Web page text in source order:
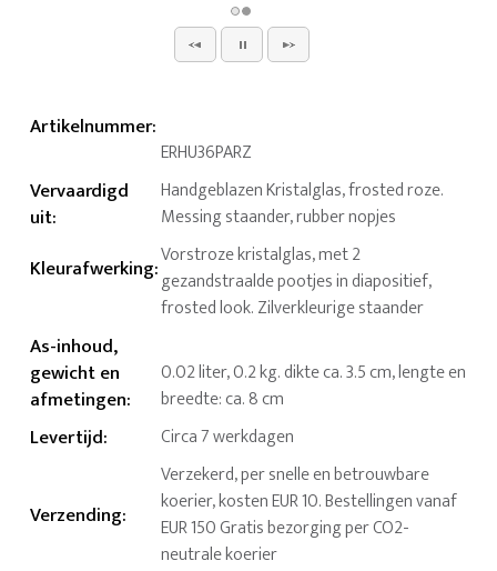
Artikelnummer:
ERHU36PARZ
Vervaardigd
uit:
Handgeblazen Kristalglas, frosted roze.
Messing staander, rubber nopjes
Kleurafwerking:Vorstroze kristalglas, met 2
gezandstraalde pootjes in diapositief,
frosted look. Zilverkleurige staander
As-inhoud,
gewicht en
afmetingen:
0.02 liter, 0.2 kg. dikte ca. 3.5 cm, lengte en
breedte: ca. 8 cm
Levertijd: Circa 7 werkdagen
Verzending:
Verzekerd, per snelle en betrouwbare
koerier, kosten EUR 10. Bestellingen vanaf
EUR 150 Gratis bezorging per CO2-
neutrale koerier